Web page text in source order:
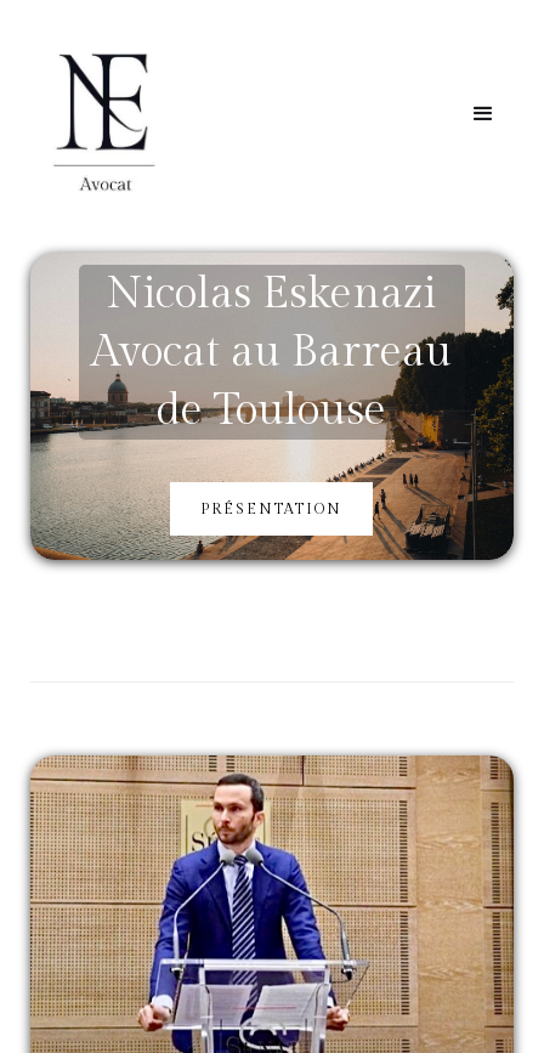
Nicolas Eskenazi
Avocat au Barreau
de Toulouse
PRÉSENTATION